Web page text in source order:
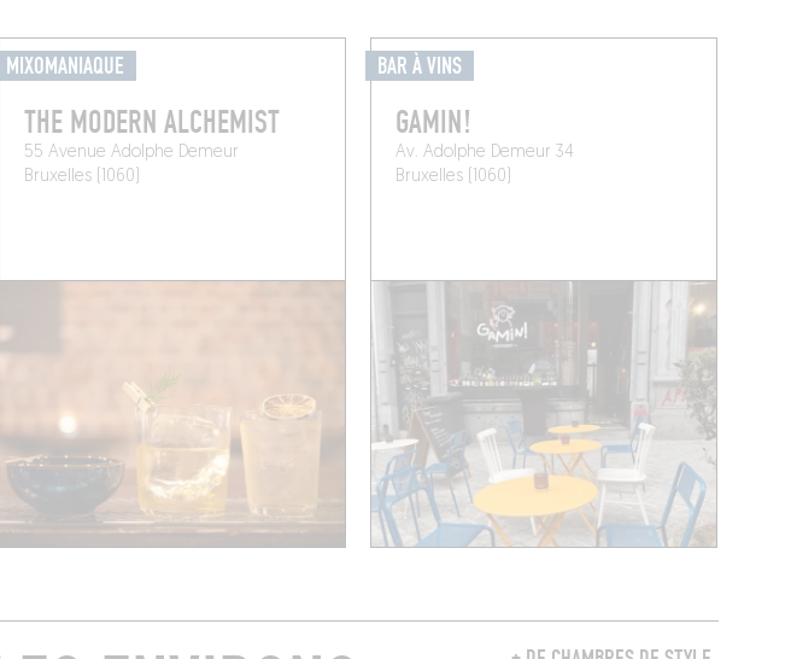
MIXOMANIAQUE
THE MODERN ALCHEMIST
55 Avenue Adolphe Demeur
Bruxelles (1060)
BAR À VINS
GAMIN!
Av. Adolphe Demeur 34
Bruxelles (1060)